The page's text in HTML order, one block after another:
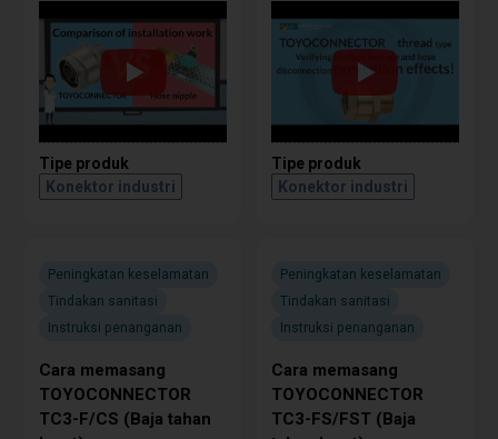
Tipe produk
Konektor industri
Tipe produk
Konektor industri
Peningkatan keselamatan
Tindakan sanitasi
Instruksi penanganan
Cara memasang
TOYOCONNECTOR
TC3-F/CS (Baja tahan
Peningkatan keselamatan
Tindakan sanitasi
Instruksi penanganan
Cara memasang
TOYOCONNECTOR
TC3-FS/FST (Baja